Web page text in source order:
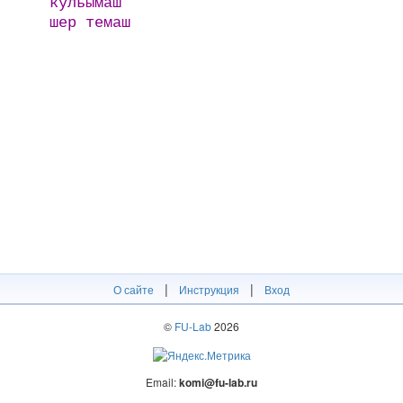
шер темаш
О сайте | Инструкция | Вход
© FU-Lab2026
Email:komi@fu-lab.ru